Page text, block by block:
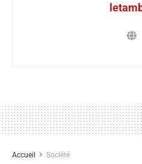
Accueil Société